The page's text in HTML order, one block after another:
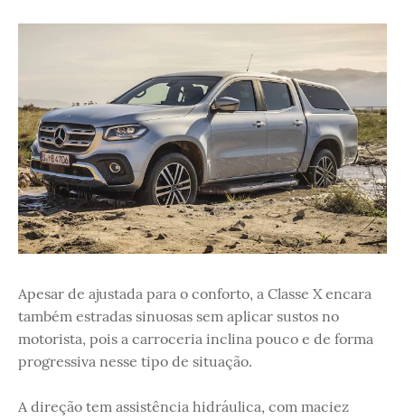
Apesar de ajustada para o conforto, a Classe X encara
também estradas sinuosas sem aplicar sustos no
motorista, pois a carroceria inclina pouco e de forma
progressiva nesse tipo de situação.
A direção tem assistência hidráulica, com maciez